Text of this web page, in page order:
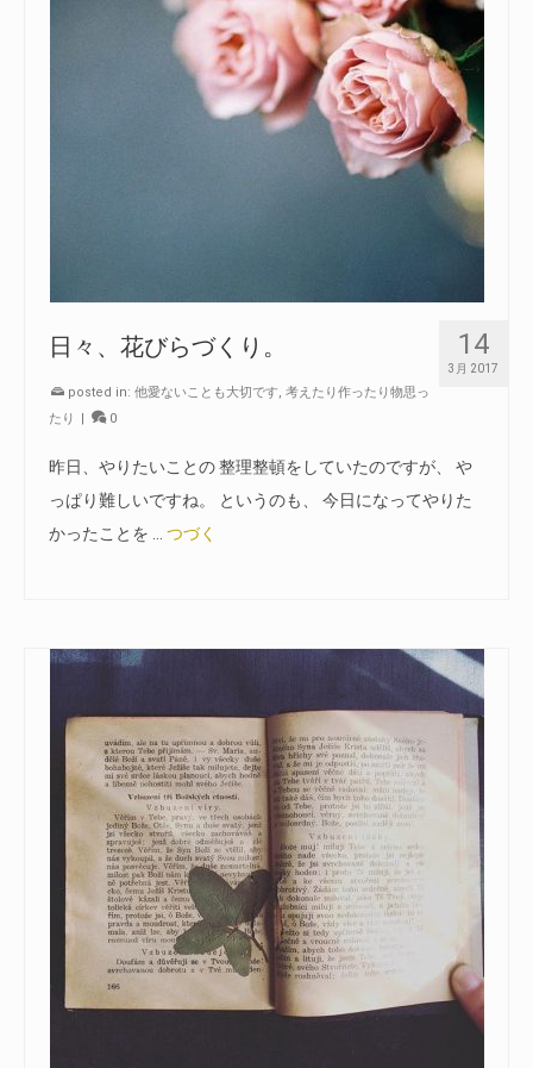
14
3月 2017
日々、花びらづくり。
posted in: 他愛ないことも大切です, 考えたり作ったり物思っ
たり
| 0
昨日、やりたいことの 整理整頓をしていたのですが、 や
っぱり難しいですね。 というのも、 今日になってやりた
かったことを … つづく